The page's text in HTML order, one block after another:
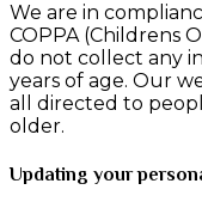
We are in
COPPA (Childrens
do not collect any
years of age. Our
all directed to
older.
Updating your